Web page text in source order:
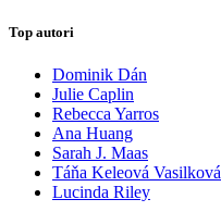
Top autori
Dominik Dán
Julie Caplin
Rebecca Yarros
Ana Huang
Sarah J. Maas
Táňa Keleová Vasilková
Lucinda Riley